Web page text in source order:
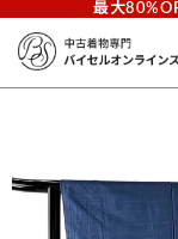
最大